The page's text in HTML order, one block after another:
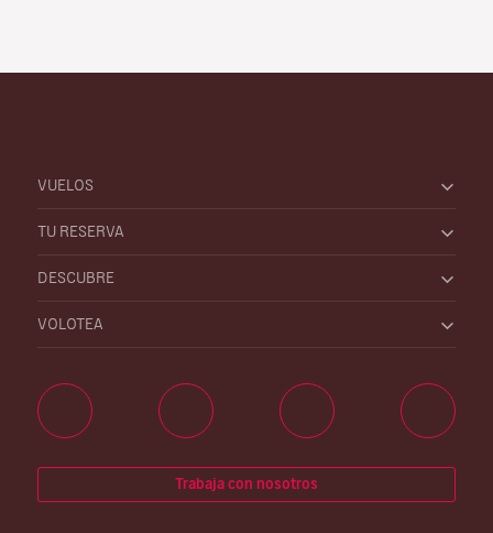
VUELOS
TU RESERVA
DESCUBRE
VOLOTEA
Trabaja con nosotros